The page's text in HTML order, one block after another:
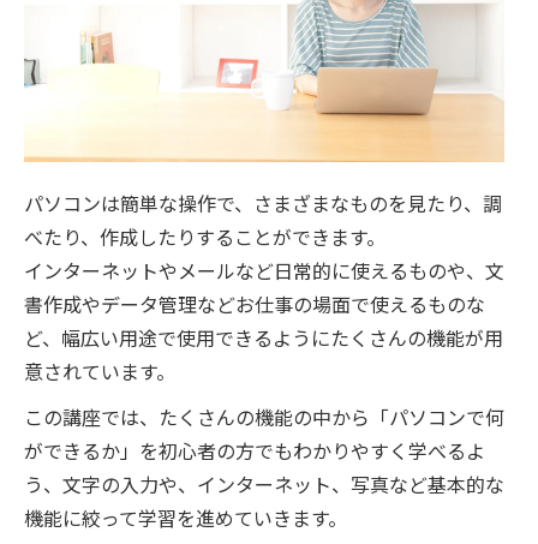
パソコンは簡単な操作で、さまざまなものを見たり、調
べたり、作成したりすることができます。
インターネットやメールなど日常的に使えるものや、文
書作成やデータ管理などお仕事の場面で使えるものな
ど、幅広い用途で使用できるようにたくさんの機能が用
意されています。
この講座では、たくさんの機能の中から「パソコンで何
ができるか」を初心者の方でもわかりやすく学べるよ
う、文字の入力や、インターネット、写真など基本的な
機能に絞って学習を進めていきます。